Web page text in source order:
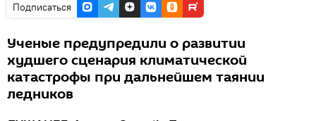
Подписаться
Ученые предупредили о развитии
худшего сценария климатической
катастрофы при дальнейшем таянии
ледников